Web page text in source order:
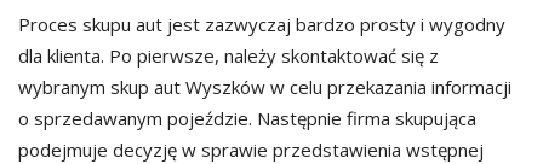
Proces skupu aut jest zazwyczaj bardzo prosty i wygodny
dla klienta. Po pierwsze, należy skontaktować się z
wybranym skup aut Wyszków w celu przekazania informacji
o sprzedawanym pojeździe. Następnie firma skupująca
podejmuje decyzję w sprawie przedstawienia wstępnej